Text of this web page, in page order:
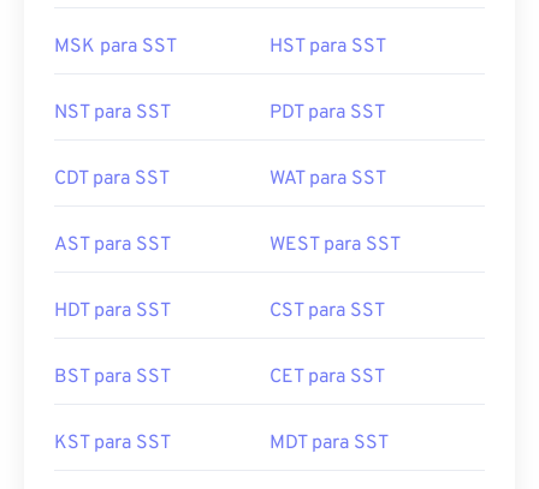
MSK para SST HST para SST
NST para SST PDT para SST
CDT para SST WAT para SST
AST para SST WEST para SST
HDT para SST CST para SST
BST para SST CET para SST
KST para SST MDT para SST